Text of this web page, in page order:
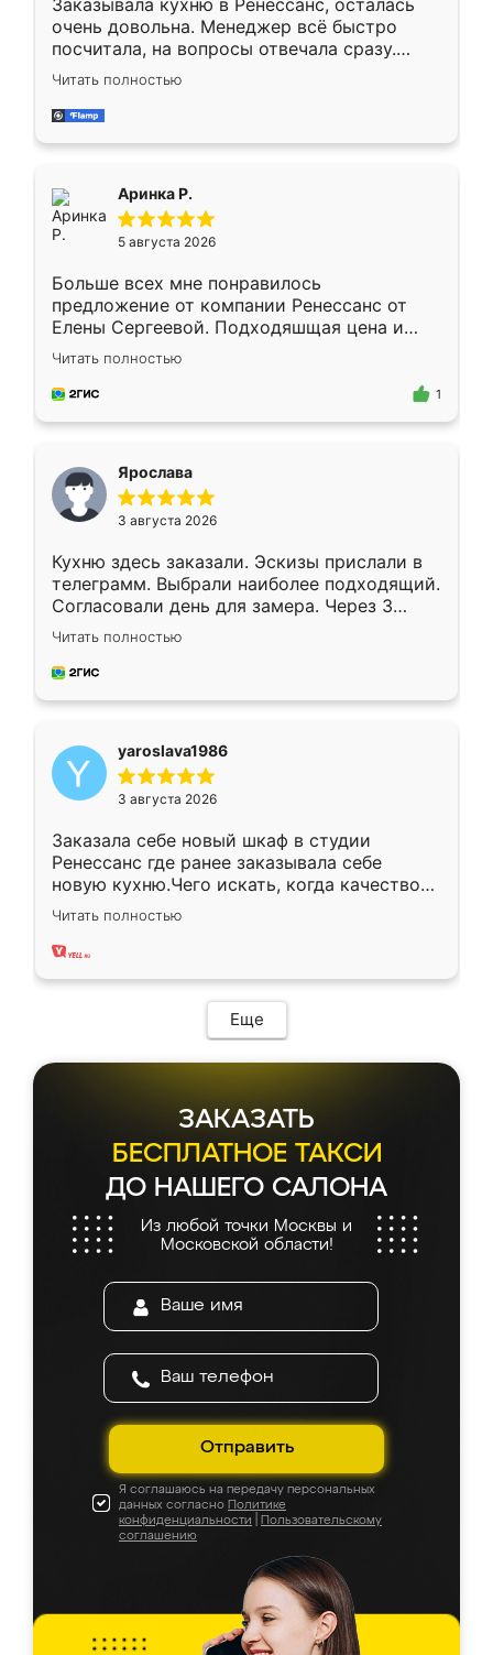
Заказывала кухню в Ренессанс, осталась
очень довольна. Менеджер всё быстро
посчитала, на вопросы отвечала сразу.
Замерщик приехал в субботу, подошёл к
делу со всей ответственностью. Собрали
за день, ребята работали аккуратно, даже
Читать полностью
Аринка Р.
5 августа 2026
Больше всех мне понравилось
предложение от компании Ренессанс от
Елены Сергеевой. Подходяшщая цена и
короткие сроки изготовления. Приехавший
для замера сотрудник Владислав
предложил по моему эскизу самый
Читать полностью
1
Ярослава
3 августа 2026
Кухню здесь заказали. Эскизы прислали в
телеграмм. Выбрали наиболее подходящий.
Согласовали день для замера. Через 3
недели кухня была уже готова. Остались
довольны работой. Спасибо Ренессанс
мебель за качественную работу!
Читать полностью
yaroslava1986
3 августа 2026
Заказала себе новый шкаф в студии
Ренессанс где ранее заказывала себе
новую кухню.Чего искать, когда качеством
вполне довольна. Служит кухня уже почти
два года, нареканий нет.
Читать полностью
Еще
ЗАКАЗАТЬ
БЕСПЛАТНОЕ ТАКСИ
ДО НАШЕГО САЛОНА
Из любой точки Москвы и
Московской области!
Отправить
Я соглашаюсь на передачу персональных
данных согласно Политике
конфиденциальности
Пользовательскому
соглашению